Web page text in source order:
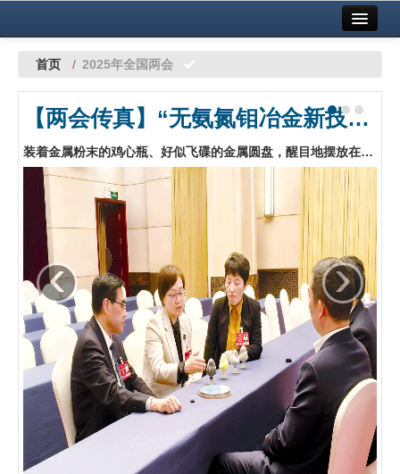
中国有色金属报社主办 广告服务
铜镍铅锌
铝
稀有稀土
有色市场
科技
镁钛
地矿 建设
党建工作
企业文化
《资源再生》杂志
首页 / 2025年全国两会
【两会传真】“无氨氮钼冶金新技术”
装着金属粉末的鸡心瓶、好似飞碟的金属圆盘，醒目地摆放在河南代表团小组讨论桌上。围坐四周的是全国人大代表、郑州大学校长、中国科学院院士李蓬（中），全国人大代表、河南省三门峡市委书记范付中（左）和另外3名代表，刚刚参加完小组讨论的他们意犹未尽，还在围绕“无氨氮钼冶金新技术”热烈地讨论着。…
‹ ›